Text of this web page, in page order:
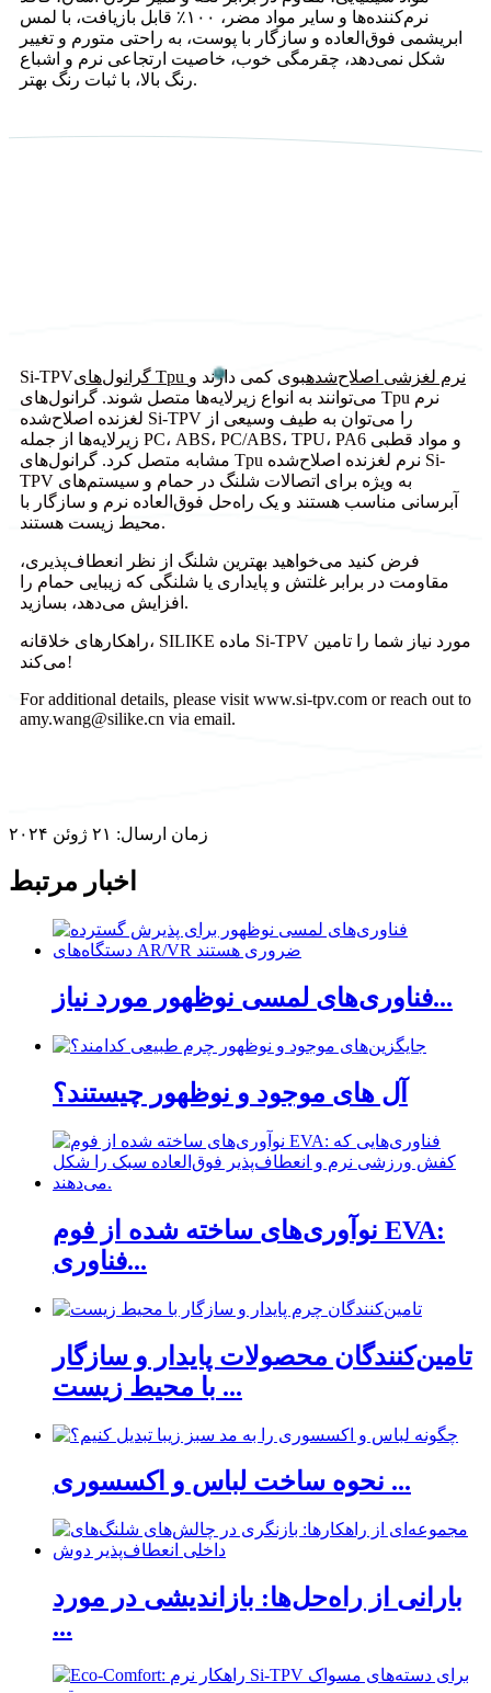
نرم‌کننده‌ها و سایر مواد مضر، ۱۰۰٪ قابل بازیافت، با لمس
ابریشمی فوق‌العاده و سازگار با پوست، به راحتی متورم و تغییر
شکل نمی‌دهد، چقرمگی خوب، خاصیت ارتجاعی نرم و اشباع
رنگ بالا، با ثبات رنگ بهتر.
Si-TPV گرانول‌های Tpu نرم لغزشی اصلاح‌شدهبوی کمی دارند و
می‌توانند به انواع زیرلایه‌ها متصل شوند. گرانول‌های Tpu نرم
لغزنده اصلاح‌شده Si-TPV را می‌توان به طیف وسیعی از
زیرلایه‌ها از جمله PC، ABS، PC/ABS، TPU، PA6 و مواد قطبی
مشابه متصل کرد. گرانول‌های Tpu نرم لغزنده اصلاح‌شده Si-
TPV به ویژه برای اتصالات شلنگ در حمام و سیستم‌های
آبرسانی مناسب هستند و یک راه‌حل فوق‌العاده نرم و سازگار با
محیط زیست هستند.
فرض کنید می‌خواهید بهترین شلنگ از نظر انعطاف‌پذیری،
مقاومت در برابر غلتش و پایداری یا شلنگی که زیبایی حمام را
افزایش می‌دهد، بسازید.
راهکارهای خلاقانه، SILIKE ماده Si-TPV مورد نیاز شما را تامین
می‌کند!
For additional details, please visit www.si-tpv.com or reach out to
amy.wang@silike.cn via email.
زمان ارسال: ۲۱ ژوئن ۲۰۲۴
اخبار مرتبط
فناوری‌های لمسی نوظهور مورد نیاز...
آل های موجود و نوظهور چیستند؟
نوآوری‌های ساخته شده از فوم EVA:
فناوری...
تامین‌کنندگان محصولات پایدار و سازگار
با محیط زیست ...
نحوه ساخت لباس و اکسسوری ...
بارانی از راه‌حل‌ها: بازاندیشی در مورد
...